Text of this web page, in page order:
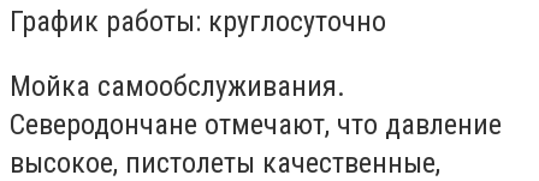
График работы: круглосуточно
Мойка самообслуживания.
Северодончане отмечают, что давление
высокое, пистолеты качественные,